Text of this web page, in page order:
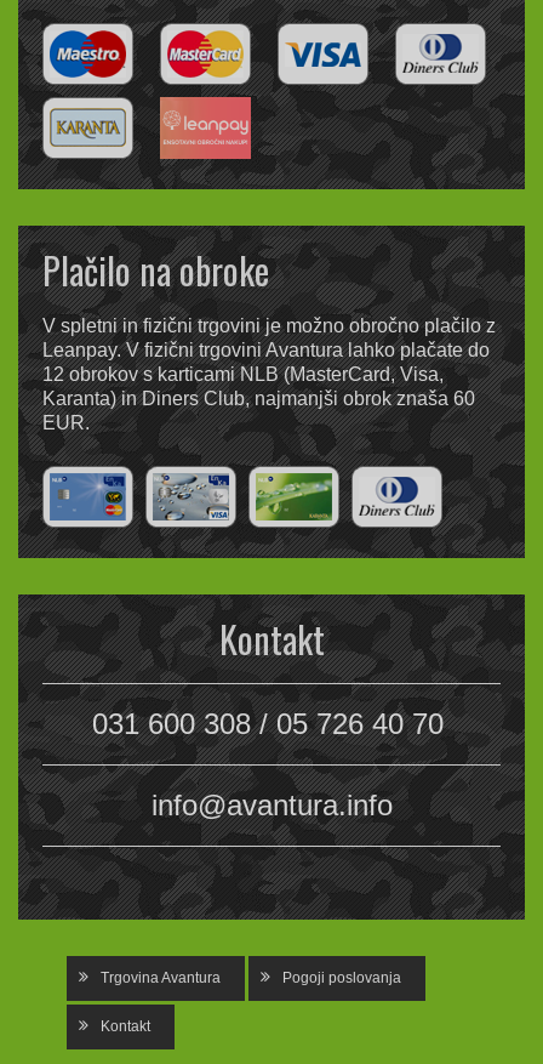
Plačilo na obroke
V spletni in fizični trgovini je možno obročno plačilo z
Leanpay. V fizični trgovini Avantura lahko plačate do
12 obrokov s karticami NLB (MasterCard, Visa,
Karanta) in Diners Club, najmanjši obrok znaša 60
EUR.
Kontakt
031 600 308 / 05 726 40 70
info@avantura.info
Trgovina Avantura Pogoji poslovanja
Kontakt